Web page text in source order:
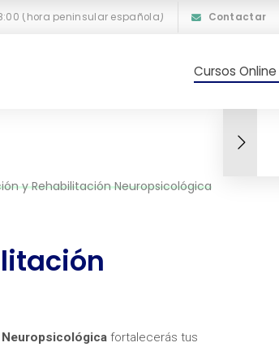
(hora peninsular española) Contactar
Cursos Online
y Rehabilitación Neuropsicológica
fortalecerás tus